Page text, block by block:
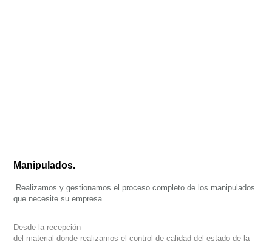
Manipulados.
Realizamos y gestionamos el proceso completo de los manipulados
que necesite su empresa.
Desde la recepción
del material donde realizamos el control de calidad del estado de la